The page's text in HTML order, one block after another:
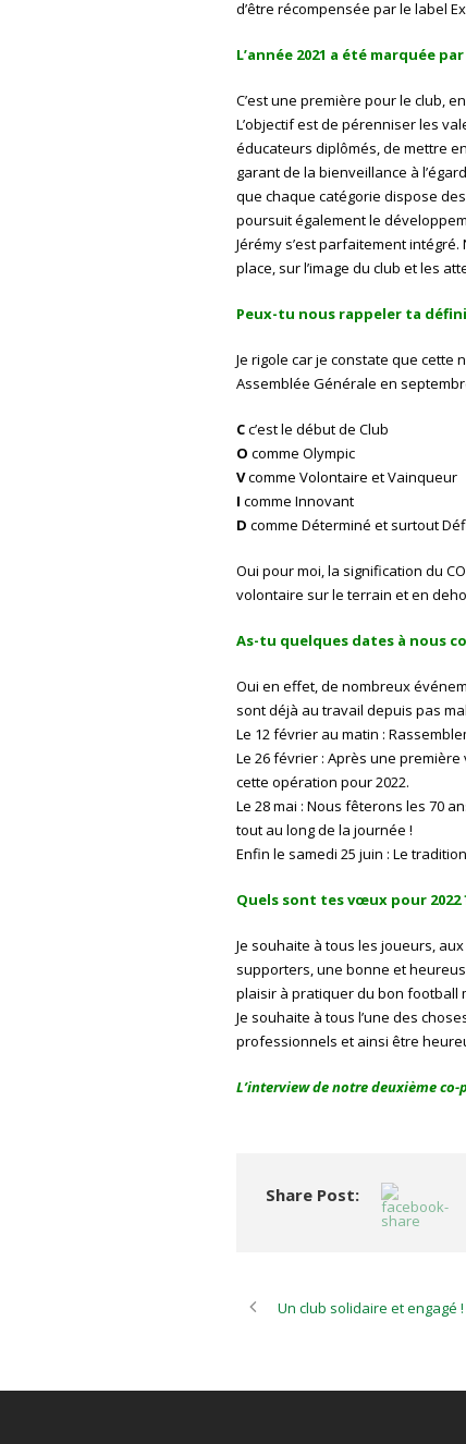
d’être récompensée par le label
L’année 2021 a été marquée
C’est une première pour le club,
L’objectif est de pérenniser les
éducateurs diplômés, de mettre
garant de la bienveillance à
que chaque catégorie dispose
poursuit également le
Jérémy s’est parfaitement
place, sur l’image du club et les
Peux-tu nous rappeler ta
Je rigole car je constate que
Assemblée Générale en
Cc’est le début de Club
O comme Olympic
Vcomme Volontaire et Vainqueur
I comme Innovant
D comme Déterminé et surtout
Oui pour moi, la signification du
volontaire sur le terrain et en
As-tu quelques dates à nous
Oui en effet, de nombreux
sont déjà au travail depuis pas
Le 12 février au matin :
Le 26 février : Après une
cette opération pour 2022.
Le 28 mai : Nous fêterons les 70
tout au long de la journée !
Enfin le samedi 25 juin : Le
Quels sont tes vœux pour 2022
Je souhaite à tous les joueurs,
supporters, une bonne et
plaisir à pratiquer du bon football
Je souhaite à tous l’une des
professionnels et ainsi être
L’interview de notre deuxième
Share Post:
Un club solidaire et engagé !